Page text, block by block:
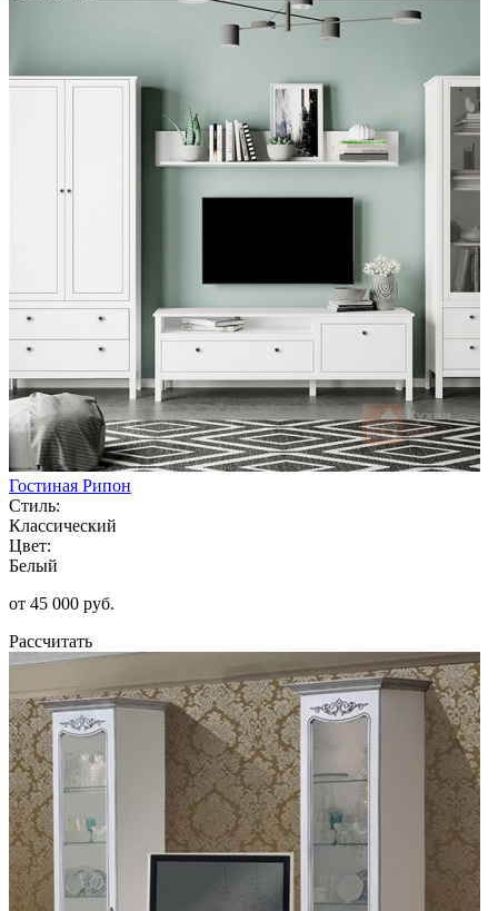
Гостиная Рипон
Стиль:
Классический
Цвет:
Белый
от 45 000 руб.
Рассчитать